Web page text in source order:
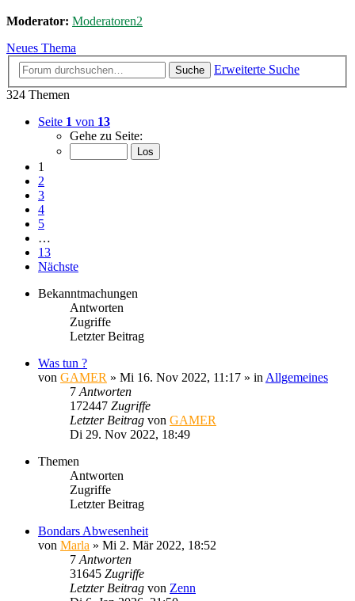
Moderator: Moderatoren2
Neues Thema
Suche
Erweiterte Suche
324 Themen
Seite 1 von 13
Gehe zu Seite:
1
2
3
4
5
…
13
Nächste
Bekanntmachungen
Antworten
Zugriffe
Letzter Beitrag
Was tun ?
von GAMER » Mi 16. Nov 2022, 11:17 » in Allgemeines
7 Antworten
172447 Zugriffe
Letzter Beitrag von GAMER
Di 29. Nov 2022, 18:49
Themen
Antworten
Zugriffe
Letzter Beitrag
Bondars Abwesenheit
von Marla » Mi 2. Mär 2022, 18:52
7 Antworten
31645 Zugriffe
Letzter Beitrag von Zenn